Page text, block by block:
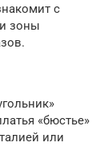
с
зоны
«бюстье»
или